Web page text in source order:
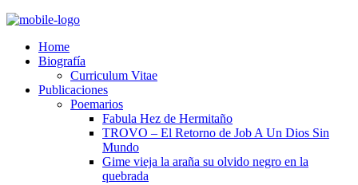
Home
Biografía
Curriculum Vitae​
Publicaciones
Poemarios
Fabula Hez de Hermitaño
TROVO – El Retorno de Job A Un Dios Sin
Mundo
Gime vieja la araña su olvido negro en la
quebrada